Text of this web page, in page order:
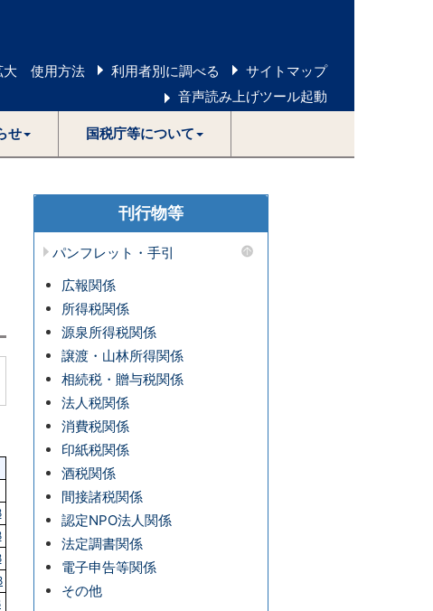
大 使用方法 利用者別に調べる
サイトマップ
音声読み上げツール起動
せ 国税庁等について
刊行物等
パンフレット・手引
広報関係
所得税関係
源泉所得税関係
譲渡・山林所得関係
相続税・贈与税関係
法人税関係
消費税関係
印紙税関係
酒税関係
間接諸税関係
認定NPO法人関係
法定調書関係
電子申告等関係
その他